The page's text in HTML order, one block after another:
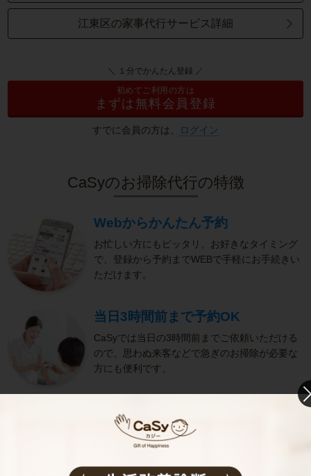
江東区の家事代行サービス詳細
＼ １分でかんたん登録 ／
初めてご利用の方は
まずは無料会員登録
すでに会員の方は、 ログイン
CaSyのお掃除代行の特徴
Webからかんたん予約
お忙しい方にもピッタリ。お好きなタイミング
で、登録から予約までWEBで手軽にお手続きい
ただけます。
当日3時間前まで予約OK
CaSyでは当日の3時間前までご依頼いただける
ので、思わぬ来客などで急ぎのお掃除が必要な
方にも便利です。
きめ細やかなサービス
選考をクリアし、研修を修了したキャストがサ
ービスを実施。お客様のご要望に沿ったきめ細